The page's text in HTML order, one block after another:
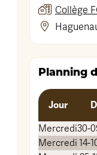
Collège
Planning
Jour
Mercredi30-
Mercredi 14-